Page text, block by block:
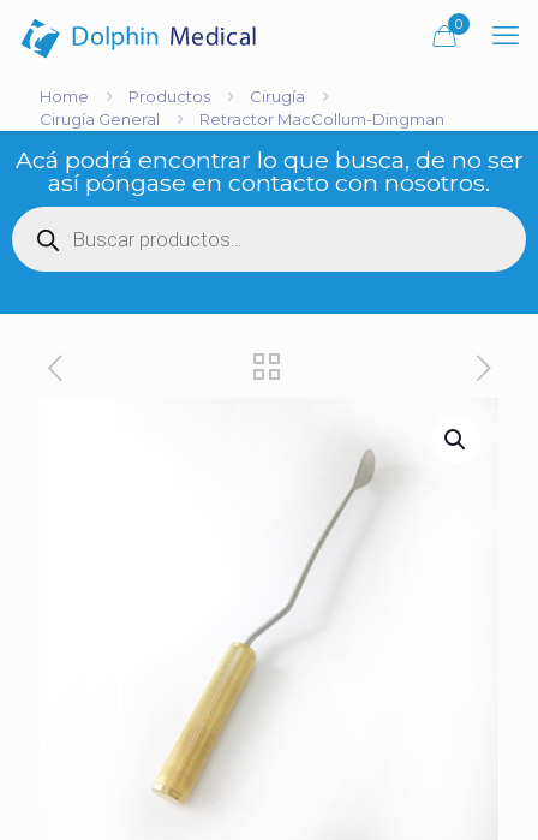
0
Home Productos
Cirugía
Cirugía General
Retractor MacCollum-Dingman
Acá podrá encontrar lo que busca, de no ser
así póngase en contacto con nosotros.
Búsqueda
de
productos